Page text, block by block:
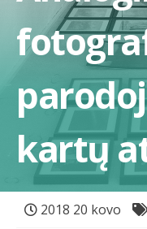
kartų
2018 20 kovo